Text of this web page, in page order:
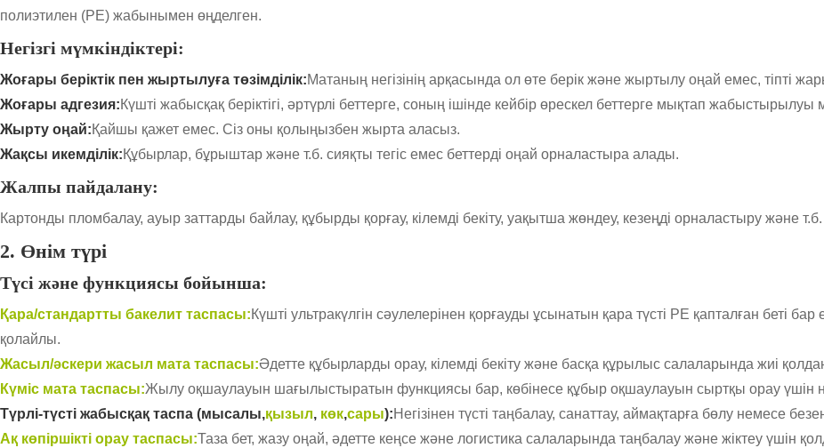
полиэтилен (PE) жабынымен өңделген.
Негізгі мүмкіндіктері:
Жоғары беріктік пен жыртылуға төзімділік:Матаның негізінің арқасында ол өте берік және жыртылу оңай емес, тіпті
Жоғары адгезия:Күшті жабысқақ беріктігі, әртүрлі беттерге, соның ішінде кейбір өрескел беттерге мықтап жабыстырылуы
Жырту оңай:Қайшы қажет емес. Сіз оны қолыңызбен жырта аласыз.
Жақсы икемділік:Құбырлар, бұрыштар және т.б. сияқты тегіс емес беттерді оңай орналастыра алады.
Жалпы пайдалану:
Картонды пломбалау, ауыр заттарды байлау, құбырды қорғау, кілемді бекіту, уақытша жөндеу, кезеңді орналастыру және т.б.
2. Өнім түрі
Түсі және функциясы бойынша:
Қара/стандартты бакелит таспасы:Күшті ультракүлгін сәулелерінен қорғауды ұсынатын қара түсті PE қапталған беті
қолайлы.
Жасыл/әскери жасыл мата таспасы:Әдетте құбырларды орау, кілемді бекіту және басқа құрылыс салаларында жиі
Күміс мата таспасы:Жылу оқшаулауын шағылыстыратын функциясы бар, көбінесе құбыр оқшаулауын сыртқы орау үшін
Түрлі-түсті жабысқақ таспа (мысалы,қызыл, көк,сары):Негізінен түсті таңбалау, санаттау, аймақтарға бөлу немесе
Ақ көпіршікті орау таспасы:Таза бет, жазу оңай, әдетте кеңсе және логистика салаларында таңбалау және жіктеу үшін